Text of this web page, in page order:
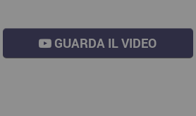
GUARDA IL VIDEO